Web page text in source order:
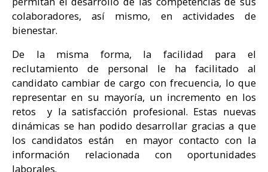
colaboradores, así mismo, en actividades de
bienestar.
De la misma forma, la facilidad para el
reclutamiento de personal le ha facilitado al
candidato cambiar de cargo con frecuencia, lo que
representar en su mayoría, un incremento en los
retos y la satisfacción profesional. Estas nuevas
dinámicas se han podido desarrollar gracias a que
los candidatos están en mayor contacto con la
información relacionada con oportunidades
laborales.